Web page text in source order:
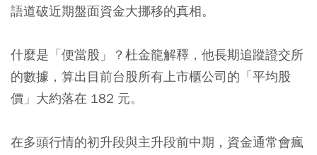
語道破近期盤面資金大挪移的真相。
什麼是「便當股」？杜金龍解釋，他長期追蹤證交所
的數據，算出目前台股所有上市櫃公司的「平均股
價」大約落在 182 元。
在多頭行情的初升段與主升段前中期，資金通常會瘋